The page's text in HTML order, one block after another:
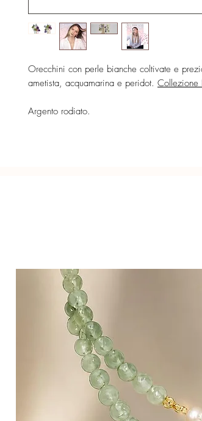
Orecchini con perle bianche coltivate e
ametista, acquamarina e peridot. Collezione
Argento rodiato.